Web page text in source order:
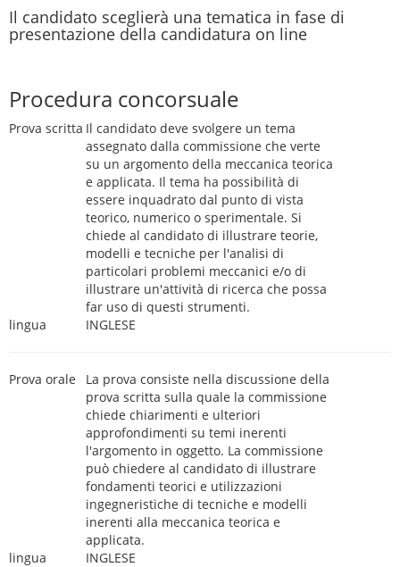
Il candidato sceglierà una tematica in fase di
presentazione della candidatura on line
Procedura concorsuale
Prova scritta Il candidato deve svolgere un tema
assegnato dalla commissione che verte
su un argomento della meccanica teorica
e applicata. Il tema ha possibilità di
essere inquadrato dal punto di vista
teorico, numerico o sperimentale. Si
chiede al candidato di illustrare teorie,
modelli e tecniche per l'analisi di
particolari problemi meccanici e/o di
illustrare un'attività di ricerca che possa
far uso di questi strumenti.
lingua
INGLESE
Prova orale
La prova consiste nella discussione della
prova scritta sulla quale la commissione
chiede chiarimenti e ulteriori
approfondimenti su temi inerenti
l'argomento in oggetto. La commissione
può chiedere al candidato di illustrare
fondamenti teorici e utilizzazioni
ingegneristiche di tecniche e modelli
inerenti alla meccanica teorica e
applicata.
lingua
INGLESE